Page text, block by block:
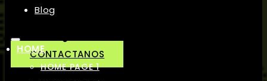
Blog
CONTACTANOS
HOME
HOME PAGE 1